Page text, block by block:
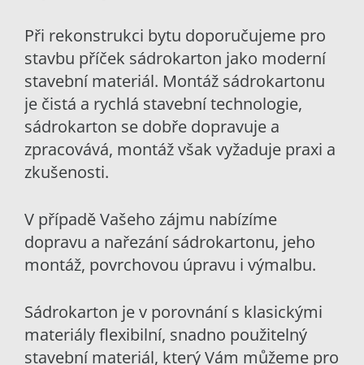
Při rekonstrukci bytu doporučujeme pro
stavbu příček sádrokarton jako moderní
stavební materiál. Montáž sádrokartonu
je čistá a rychlá stavební technologie,
sádrokarton se dobře dopravuje a
zpracovává, montáž však vyžaduje praxi a
zkušenosti.
V případě Vašeho zájmu nabízíme
dopravu a nařezání sádrokartonu, jeho
montáž, povrchovou úpravu i výmalbu.
Sádrokarton je v porovnání s klasickými
materiály flexibilní, snadno použitelný
stavební materiál, který Vám můžeme pro